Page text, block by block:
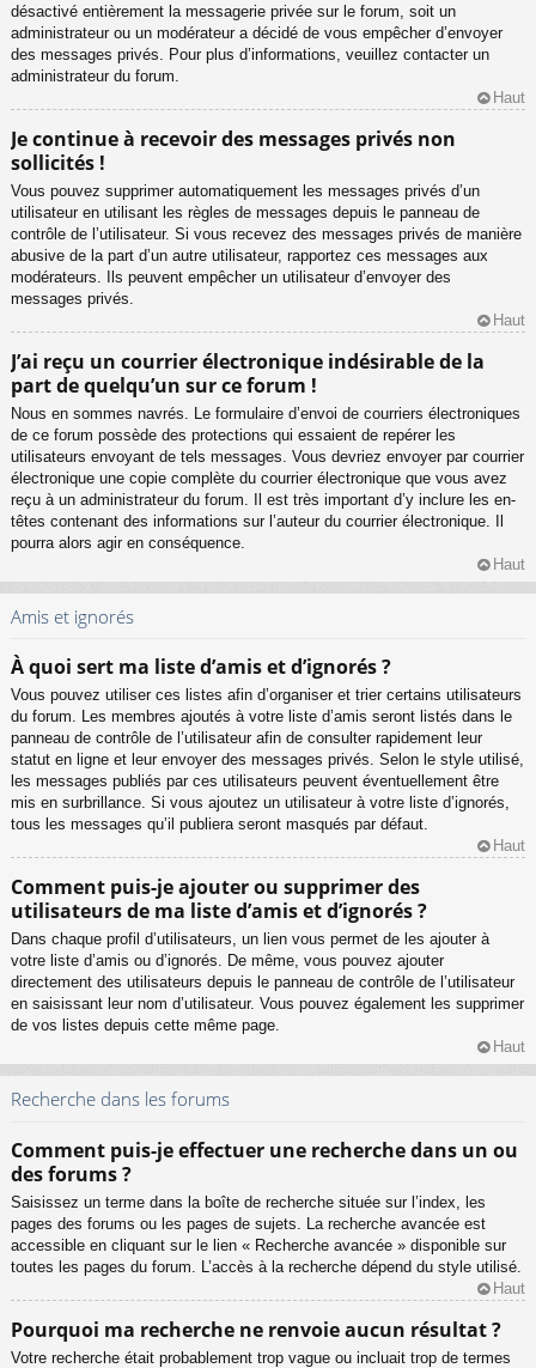
désactivé entièrement la messagerie privée sur le forum, soit un
administrateur ou un modérateur a décidé de vous empêcher d’envoyer
des messages privés. Pour plus d’informations, veuillez contacter un
administrateur du forum.
Haut
Je continue à recevoir des messages privés non
sollicités !
Vous pouvez supprimer automatiquement les messages privés d’un
utilisateur en utilisant les règles de messages depuis le panneau de
contrôle de l’utilisateur. Si vous recevez des messages privés de manière
abusive de la part d’un autre utilisateur, rapportez ces messages aux
modérateurs. Ils peuvent empêcher un utilisateur d’envoyer des
messages privés.
Haut
J’ai reçu un courrier électronique indésirable de la
part de quelqu’un sur ce forum !
Nous en sommes navrés. Le formulaire d’envoi de courriers électroniques
de ce forum possède des protections qui essaient de repérer les
utilisateurs envoyant de tels messages. Vous devriez envoyer par courrier
électronique une copie complète du courrier électronique que vous avez
reçu à un administrateur du forum. Il est très important d’y inclure les en-
têtes contenant des informations sur l’auteur du courrier électronique. Il
pourra alors agir en conséquence.
Haut
Amis et ignorés
À quoi sert ma liste d’amis et d’ignorés ?
Vous pouvez utiliser ces listes afin d’organiser et trier certains utilisateurs
du forum. Les membres ajoutés à votre liste d’amis seront listés dans le
panneau de contrôle de l’utilisateur afin de consulter rapidement leur
statut en ligne et leur envoyer des messages privés. Selon le style utilisé,
les messages publiés par ces utilisateurs peuvent éventuellement être
mis en surbrillance. Si vous ajoutez un utilisateur à votre liste d’ignorés,
tous les messages qu’il publiera seront masqués par défaut.
Haut
Comment puis-je ajouter ou supprimer des
utilisateurs de ma liste d’amis et d’ignorés ?
Dans chaque profil d’utilisateurs, un lien vous permet de les ajouter à
votre liste d’amis ou d’ignorés. De même, vous pouvez ajouter
directement des utilisateurs depuis le panneau de contrôle de l’utilisateur
en saisissant leur nom d’utilisateur. Vous pouvez également les supprimer
de vos listes depuis cette même page.
Haut
Recherche dans les forums
Comment puis-je effectuer une recherche dans un ou
des forums ?
Saisissez un terme dans la boîte de recherche située sur l’index, les
pages des forums ou les pages de sujets. La recherche avancée est
accessible en cliquant sur le lien « Recherche avancée » disponible sur
toutes les pages du forum. L’accès à la recherche dépend du style utilisé.
Haut
Pourquoi ma recherche ne renvoie aucun résultat ?
Votre recherche était probablement trop vague ou incluait trop de termes